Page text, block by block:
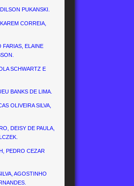
PUKANSKI.
CORREIA,
FARIAS, ELAINE
SCHWARTZ E
BANKS DE LIMA.
OLIVEIRA SILVA,
DEISY DE PAULA,
PEDRO CEZAR
AGOSTINHO